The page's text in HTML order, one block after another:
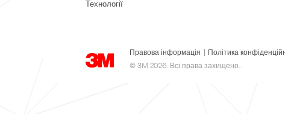
Технології
Правова інформація Політика
© 3M 2026. Всі права захищено..